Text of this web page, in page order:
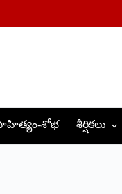
శోభ శీర్షికలు